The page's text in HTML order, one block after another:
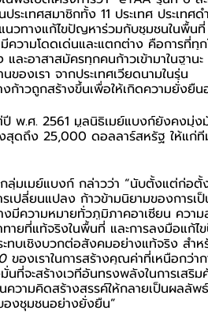
เทศสมาชิกทั้ง 11 ประเทศ ประเทศด
วทางแก้ไขปัญหาร่วมกับชุมชนในพื้นที่
วามโดดเด่นและแตกต่าง คือการที่ทุก
ะอาสาสมัครทุกคนก้าวเข้ามาในฐานะ
องเรา จากประเทศเวียดนามในรุ่น
งก้าวถูกสร้างขึ้นเพื่อให้เกิดความยั่งยื
ปี พ.ศ. 2561 มูลนิธิเมย์แบงก์ยังคงมุ่
ดถึง 25,000 ดอลลาร์สหรัฐ ให้แก่
ลุ่มเมย์แบงก์ กล่าวว่า “นับตั้งแต่ก่อตั้
เปลี่ยนแปลง ก้าวข้ามนิยามของการเ
มีความหมายทั่วภูมิภาคอาเซียน ควา
ทายที่แท้จริงในพื้นที่ และการลงมือแก้
บเชิงบวกต่อสังคมอย่างแท้จริง สำห
ของเราในการสร้างคุณค่าที่เหนือกว่า
ที่จะสร้างเวทีอันทรงพลังในการเสริ
ความคิดสร้างสรรค์ให้กลายเป็นผลลัพ
องชุมชนอย่างยั่งยืน”